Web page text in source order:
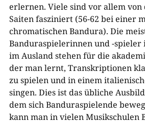
erlernen. Viele sind vor allem
Saiten fasziniert (56-62 bei einer
chromatischen Bandura). Die
Banduraspielerinnen und -
im Ausland stehen für die
der man lernt, Transkriptionen
zu spielen und in einem
singen. Dies ist das übliche
dem sich Banduraspielende
kann man in vielen Musikschulen